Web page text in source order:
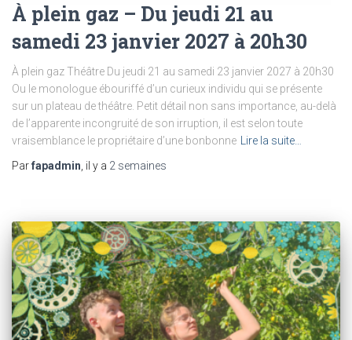
À plein gaz – Du jeudi 21 au
samedi 23 janvier 2027 à 20h30
À plein gaz Théâtre Du jeudi 21 au samedi 23 janvier 2027 à 20h30
Ou le monologue ébouriffé d’un curieux individu qui se présente
sur un plateau de théâtre. Petit détail non sans importance, au-delà
de l’apparente incongruité de son irruption, il est selon toute
vraisemblance le propriétaire d’une bonbonne Lire la suite…
Parfapadmin, il y a 2 semaines